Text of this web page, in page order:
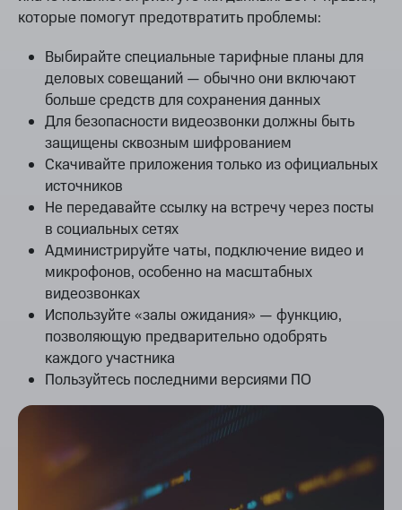
которые помогут предотвратить проблемы:
Выбирайте специальные тарифные планы для
деловых совещаний — обычно они включают
больше средств для сохранения данных
Для безопасности видеозвонки должны быть
защищены сквозным шифрованием
Скачивайте приложения только из официальных
источников
Не передавайте ссылку на встречу через посты
в социальных сетях
Администрируйте чаты, подключение видео и
микрофонов, особенно на масштабных
видеозвонках
Используйте «залы ожидания» — функцию,
позволяющую предварительно одобрять
каждого участника
Пользуйтесь последними версиями ПО